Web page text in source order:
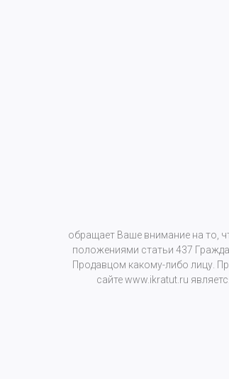
обращает Ваше внимание на то,
положениями статьи 437
Продавцом какому-либо лицу.
сайтеwww.ikratut.ru